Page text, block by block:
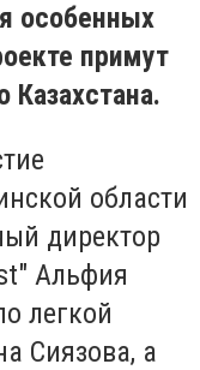
особенных
примут
Казахстана.
области
директор
Альфия
легкой
Сиязова, а